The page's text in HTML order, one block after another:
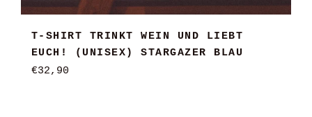
T-SHIRT TRINKT WEIN UND LIEBT
EUCH! (UNISEX) STARGAZER BLAU
Normaler
€32,90